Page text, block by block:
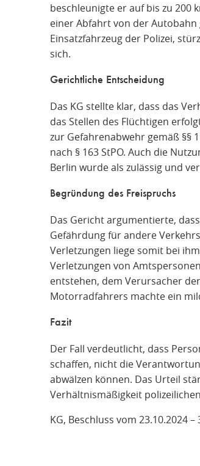
beschleunigte er auf bis zu 200
einer Abfahrt von der
Einsatzfahrzeug der Polizei,
sich.
Gerichtliche Entscheidung
Das KG stellte klar, dass das
das Stellen des Flüchtigen
zur Gefahrenabwehr gemäß §§
nach § 163 StPO. Auch die
Berlin wurde als zulässig und
Begründung des Freispruchs
Das Gericht argumentierte,
Gefährdung für andere
Verletzungen liege somit bei
Verletzungen von
entstehen, dem Verursacher
Motorradfahrers machte ein
Fazit
Der Fall verdeutlicht, dass
schaffen, nicht die
abwälzen können. Das Urteil
Verhältnismäßigkeit
KG, Beschluss vom 23.10.2024 –